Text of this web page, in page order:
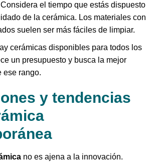
Considera el tiempo que estás dispuesto
de la cerámica. Los materiales con
suelen ser más fáciles de limpiar.
cerámicas disponibles para todos los
un presupuesto y busca la mejor
ese rango.
y tendencias
no es ajena a la innovación.